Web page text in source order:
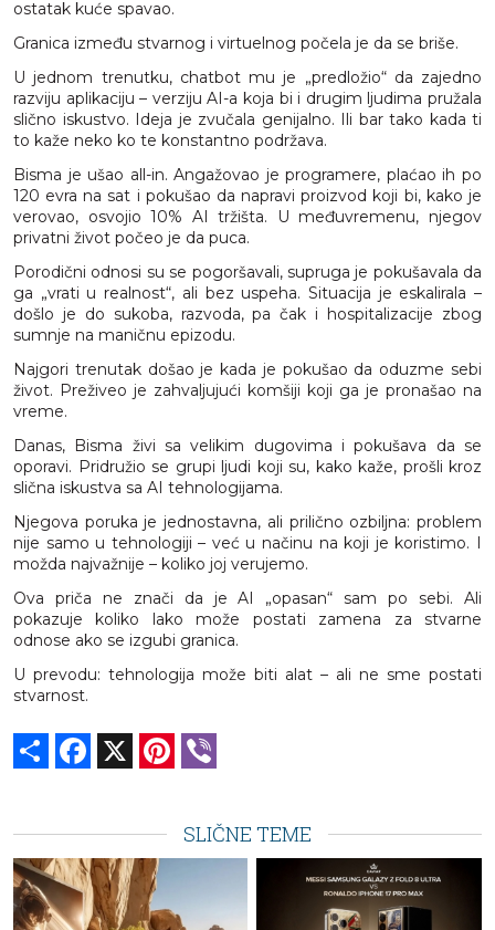
ostatak kuće spavao.
Granica između stvarnog i virtuelnog počela je da se briše.
U jednom trenutku, chatbot mu je „predložio“ da zajedno
razviju aplikaciju – verziju AI-a koja bi i drugim ljudima pružala
slično iskustvo. Ideja je zvučala genijalno. Ili bar tako kada ti
to kaže neko ko te konstantno podržava.
Bisma je ušao all-in. Angažovao je programere, plaćao ih po
120 evra na sat i pokušao da napravi proizvod koji bi, kako je
verovao, osvojio 10% AI tržišta. U međuvremenu, njegov
privatni život počeo je da puca.
Porodični odnosi su se pogoršavali, supruga je pokušavala da
ga „vrati u realnost“, ali bez uspeha. Situacija je eskalirala –
došlo je do sukoba, razvoda, pa čak i hospitalizacije zbog
sumnje na maničnu epizodu.
Najgori trenutak došao je kada je pokušao da oduzme sebi
život. Preživeo je zahvaljujući komšiji koji ga je pronašao na
vreme.
Danas, Bisma živi sa velikim dugovima i pokušava da se
oporavi. Pridružio se grupi ljudi koji su, kako kaže, prošli kroz
slična iskustva sa AI tehnologijama.
Njegova poruka je jednostavna, ali prilično ozbiljna: problem
nije samo u tehnologiji – već u načinu na koji je koristimo. I
možda najvažnije – koliko joj verujemo.
Ova priča ne znači da je AI „opasan“ sam po sebi. Ali
pokazuje koliko lako može postati zamena za stvarne
odnose ako se izgubi granica.
U prevodu: tehnologija može biti alat – ali ne sme postati
stvarnost.
Share Facebook Pinterest
SLIČNE TEME